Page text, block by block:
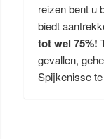
reizen bent u
biedt
tot wel 75%!
gevallen,
Spijkenisse